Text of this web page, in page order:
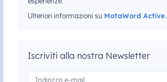
Ulteriori informazioni su MotaWord Active.
Iscriviti alla nostra Newsletter